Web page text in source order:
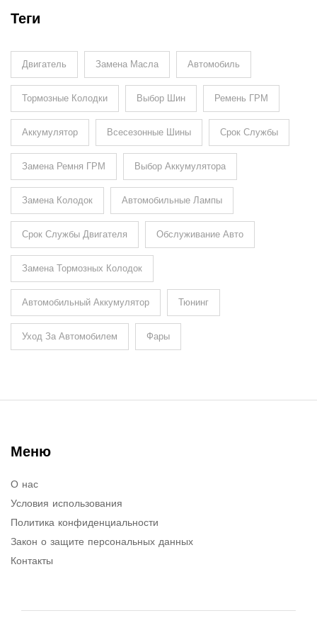
Теги
Двигатель Замена Масла Автомобиль
Тормозные Колодки Выбор Шин Ремень ГРМ
Аккумулятор Всесезонные Шины Срок Службы
Замена Ремня ГРМ Выбор Аккумулятора
Замена Колодок Автомобильные Лампы
Срок Службы Двигателя Обслуживание Авто
Замена Тормозных Колодок
Автомобильный Аккумулятор Тюнинг
Уход За Автомобилем Фары
Меню
О нас
Условия использования
Политика конфиденциальности
Закон о защите персональных данных
Контакты